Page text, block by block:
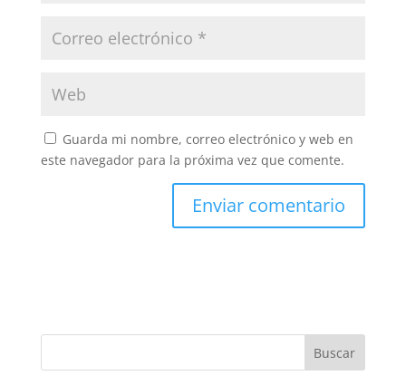
Guarda mi nombre, correo electrónico y web en
este navegador para la próxima vez que comente.